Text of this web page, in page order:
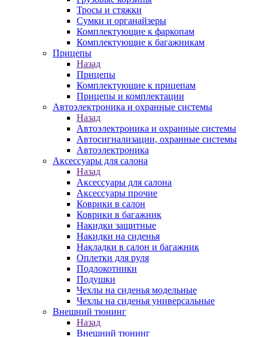
Тросы и стяжки
Сумки и органайзеры
Комплектующие к фаркопам
Комплектующие к багажникам
Прицепы
Назад
Прицепы
Комплектующие к прицепам
Прицепы и комплектации
Автоэлектроника и охранные системы
Назад
Автоэлектроника и охранные системы
Автосигнализации, охранные системы
Автоэлектроника
Аксессуары для салона
Назад
Аксессуары для салона
Аксессуары прочие
Коврики в салон
Коврики в багажник
Накидки защитные
Накидки на сиденья
Накладки в салон и багажник
Оплетки для руля
Подлокотники
Подушки
Чехлы на сиденья модельные
Чехлы на сиденья универсальные
Внешний тюнинг
Назад
Внешний тюнинг